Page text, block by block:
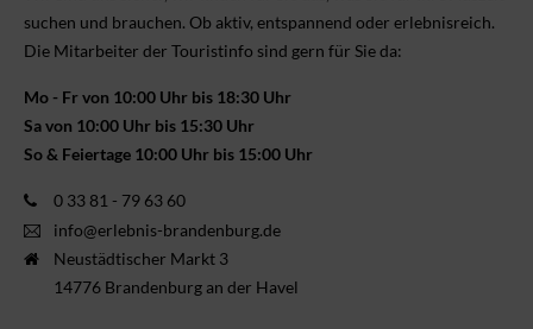
suchen und brauchen. Ob aktiv, ent­spannend oder erlebnis­reich.
Die Mitarbeiter der Touristinfo sind gern für Sie da:
Mo - Fr von 10:00 Uhr bis 18:30 Uhr
Sa von 10:00 Uhr bis 15:30 Uhr
So & Feiertage 10:00 Uhr bis 15:00 Uhr
0 33 81 - 79 63 60
info@erlebnis-brandenburg.de
Neustädtischer Markt 3
14776 Brandenburg an der Havel